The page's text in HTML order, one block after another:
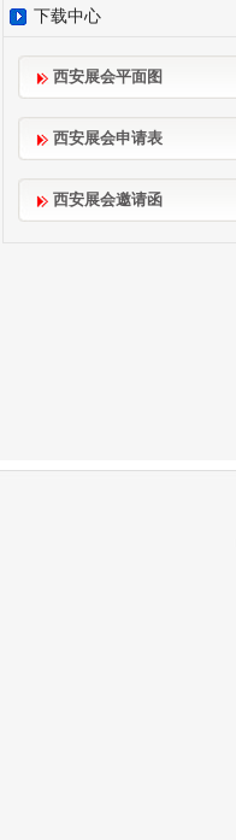
下载中心
西安展会平面图
西安展会申请表
西安展会邀请函